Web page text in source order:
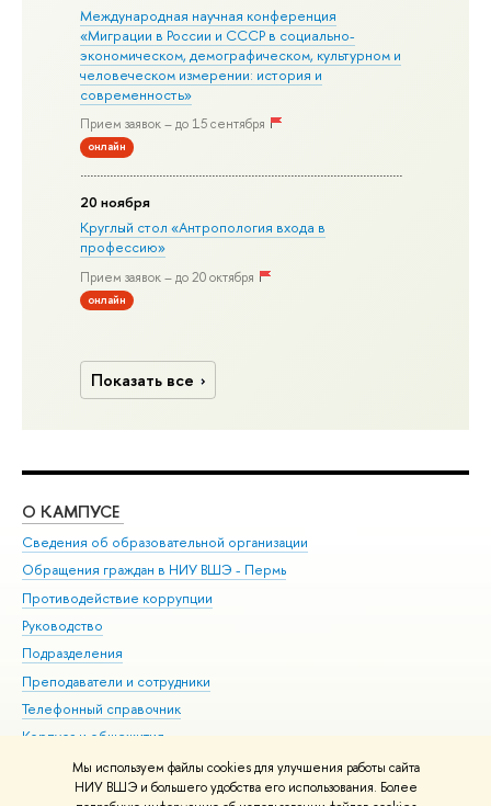
Мы используем файлы cookies для улучшения работы сайта
НИУ ВШЭ и большего удобства его использования. Более
Международная научная конференция
«Миграции в Росcии и СССР в социально-
экономическом, демографическом, культурном и
человеческом измерении: история и
современность»
Прием заявок – до 15 сентября
онлайн
20 ноября
Круглый стол «Антропология входа в
профессию»
Прием заявок – до 20 октября
онлайн
Показать все
О КАМПУСЕ
Сведения об образовательной организации
Обращения граждан в НИУ ВШЭ - Пермь
Противодействие коррупции
Руководство
Подразделения
Преподаватели и сотрудники
Телефонный справочник
Корпуса и общежития
ВШЭ для студентов с ограниченными возможностями
здоровья и инвалидностью